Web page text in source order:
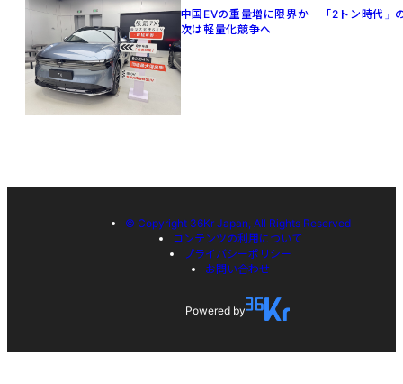
中国EVの重量増に限界か 「2トン時代」
次は軽量化競争へ
© Copyright 36Kr Japan, All Rights Reserved
コンテンツの利用について
プライバシーポリシー
お問い合わせ
Powered by